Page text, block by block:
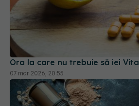
Ora la care nu trebuie să iei
07 mar 2026, 20:55